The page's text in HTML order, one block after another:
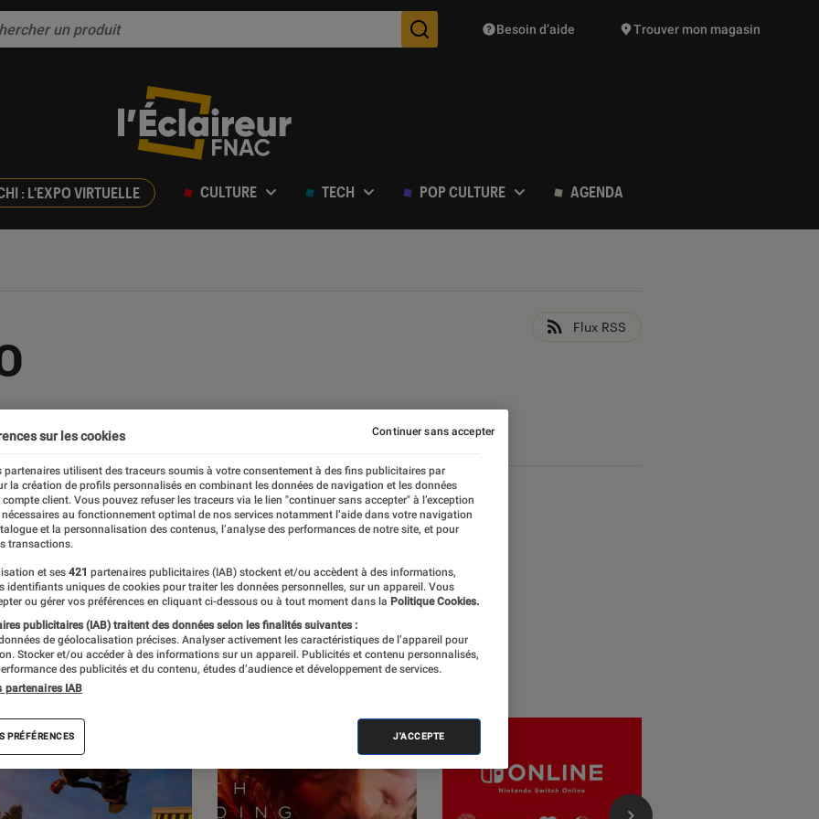
Des suggestions de produits vont vous être proposées
Besoin d’aide Trouver mon magasin
: L'EXPO VIRTUELLE CULTURE TECH POP CULTURE AGENDA
Flux RSS
Jeux Vidéo PC
L’Éclaireur Fnac. Découvrez les sorties du
ainsi que des reportages sur l’un
France.
sur les cookies
partenaires utilisent des traceurs soumis à votre consentement à des fins publicitaires par
la création de profils personnalisés en combinant les données de navigation et les données
compte client. Vous pouvez refuser les traceurs via le lien "continuer sans accepter" à l’exception
au fonctionnement optimal de nos services notamment l’aide dans votre navigation
et la personnalisation des contenus, l’analyse des performances de notre site, et pour
transactions.
et ses 421 partenaires publicitaires (IAB) stockent et/ou accèdent à des informations,
identifiants uniques de cookies pour traiter les données personnelles, sur un appareil. Vous
ou gérer vos préférences en cliquant ci-dessous ou à tout moment dans la Politique Cookies.
publicitaires (IAB) traitent des données selon les finalités suivantes :
de géolocalisation précises. Analyser activement les caractéristiques de l’appareil pour
Stocker et/ou accéder à des informations sur un appareil. Publicités et contenu personnalisés,
des publicités et du contenu, études d’audience et développement de services.
partenaires IAB
PRÉFÉRENCES J'ACCEPTE
Continuer sans accepter